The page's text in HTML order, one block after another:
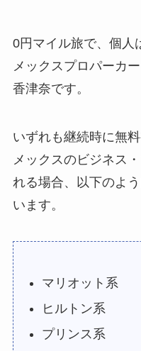
0円マイル旅で、個人
メックスプロパーカ
香津奈です。
いずれも継続時に無
メックスのビジネス
れる場合、以下のよ
います。
マリオット系
ヒルトン系
プリンス系